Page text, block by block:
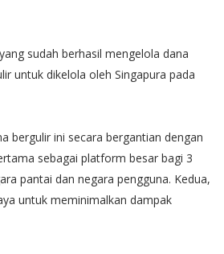
sudah berhasil mengelola dana
untuk dikelola oleh Singapura pada
bergulir ini secara bergantian dengan
sebagai platform besar bagi 3
pantai dan negara pengguna. Kedua,
untuk meminimalkan dampak